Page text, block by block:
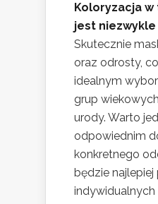
Koloryzacja
jest
Skutecznie
oraz odrosty,
idealnym
grup
urody. Warto
odpowiednim
konkretnego
będzie najlepiej
indywidualnych